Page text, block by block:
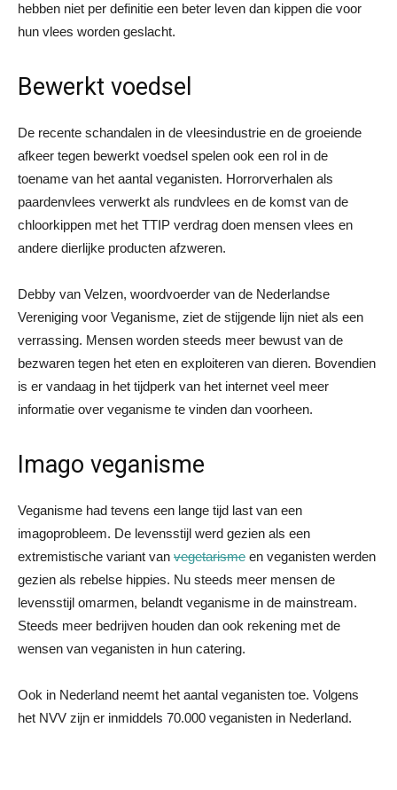
hebben niet per definitie een beter leven dan kippen die voor
hun vlees worden geslacht.
Bewerkt voedsel
De recente schandalen in de vleesindustrie en de groeiende
afkeer tegen bewerkt voedsel spelen ook een rol in de
toename van het aantal veganisten. Horrorverhalen als
paardenvlees verwerkt als rundvlees en de komst van de
chloorkippen met het TTIP verdrag doen mensen vlees en
andere dierlijke producten afzweren.
Debby van Velzen, woordvoerder van de Nederlandse
Vereniging voor Veganisme, ziet de stijgende lijn niet als een
verrassing. Mensen worden steeds meer bewust van de
bezwaren tegen het eten en exploiteren van dieren. Bovendien
is er vandaag in het tijdperk van het internet veel meer
informatie over veganisme te vinden dan voorheen.
Imago veganisme
Veganisme had tevens een lange tijd last van een
imagoprobleem. De levensstijl werd gezien als een
extremistische variant van vegetarisme en veganisten werden
gezien als rebelse hippies. Nu steeds meer mensen de
levensstijl omarmen, belandt veganisme in de mainstream.
Steeds meer bedrijven houden dan ook rekening met de
wensen van veganisten in hun catering.
Ook in Nederland neemt het aantal veganisten toe. Volgens
het NVV zijn er inmiddels 70.000 veganisten in Nederland.